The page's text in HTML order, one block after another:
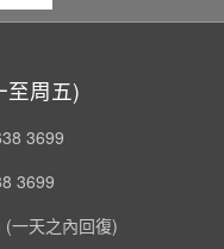
至周五)
3699
3699
(一天之內回復)